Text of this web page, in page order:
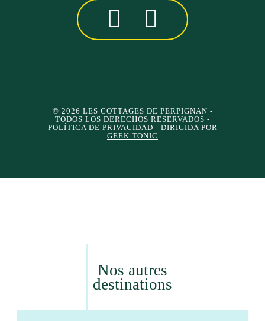
© 2026 LES COTTAGES DE PERPIGNAN -
TODOS LOS DERECHOS RESERVADOS -
POLÍTICA DE PRIVACIDAD - DIRIGIDA POR
GEEK TONIC
Nos autres
destinations